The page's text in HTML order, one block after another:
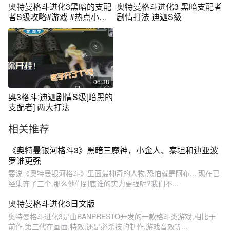
奥特曼格斗进化3黑暗的支配
者S级攻略#游戏 #热点小助
手
奥特曼格斗进化3 黑暗支配者
剧情打法 迪迦S级
06:38
奥3格斗:迪迦剧情S级[暗黑的
支配者] 两大打法
相关推荐
《奥特曼银河格斗3》黑暗三魔神，小金人、泰坦和迪亚波
罗谁更强
要说《奥特曼银河格斗》里面最神奇的人物,恐怕就是阿布... 现在已
经集齐了三个,那么他们到底谁的实力更强呢?我们不...
奥特曼格斗进化3日文版
奥特曼格斗进化3是由BANPRESTO开发的一款格斗类游戏,相比于
前作,第三代在画面,特效,还是必杀技的制作,游戏音效等...